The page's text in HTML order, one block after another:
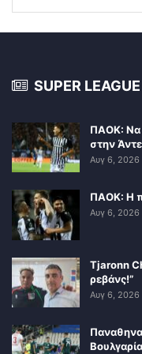
SUPER LEAGUE
ΠΑΟΚ: Να
στην
Αυγ 6, 2026
ΠΑΟΚ: Η
Αυγ 6, 2026
Tjaronn
ρεβάνς!”
Αυγ 6, 2026
Βουλγαρία